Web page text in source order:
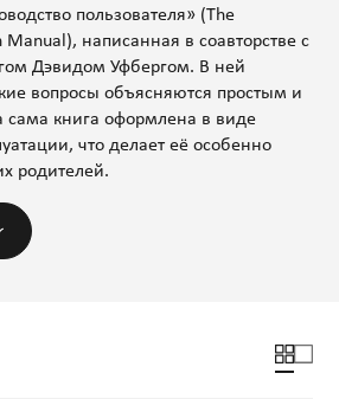
пользователя» (The
написанная в соавторстве с
Дэвидом Уфбергом. В ней
вопросы объясняются простым и
книга оформлена в виде
что делает её особенно
родителей.